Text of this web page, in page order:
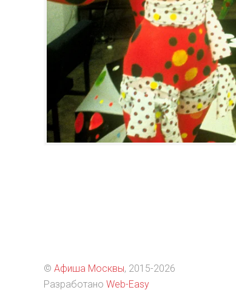
© Афиша Москвы, 2015-2026
Разработано Web-Easy